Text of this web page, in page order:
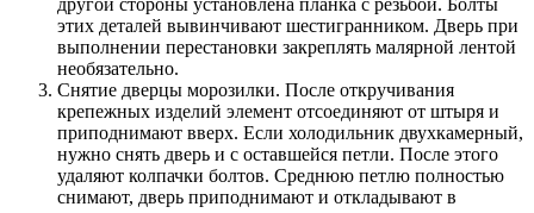
другой стороны установлена планка с резьбой. Болты
этих деталей вывинчивают шестигранником. Дверь при
выполнении перестановки закреплять малярной лентой
необязательно.
Снятие дверцы морозилки. После откручивания
крепежных изделий элемент отсоединяют от штыря и
приподнимают вверх. Если холодильник двухкамерный,
нужно снять дверь и с оставшейся петли. После этого
удаляют колпачки болтов. Среднюю петлю полностью
снимают, дверь приподнимают и откладывают в